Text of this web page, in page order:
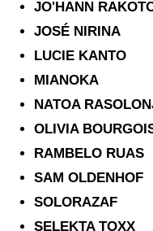
JO'HANN
JOSÉ NIRINA
LUCIE KANTO
MIANOKA
NATOA
OLIVIA
RAMBELO RUAS
SAM OLDENHOF
SOLORAZAF
SELEKTA TOXX